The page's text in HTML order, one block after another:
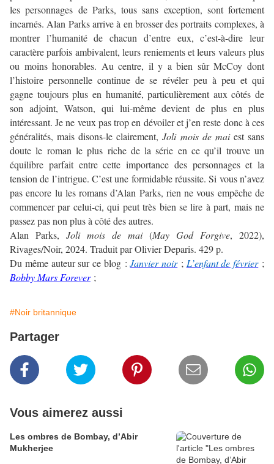
les personnages de Parks, tous sans exception, sont fortement
incarnés. Alan Parks arrive à en brosser des portraits complexes, à
montrer l’humanité de chacun d’entre eux, c’est-à-dire leur
caractère parfois ambivalent, leurs reniements et leurs valeurs plus
ou moins honorables. Au centre, il y a bien sûr McCoy dont
l’histoire personnelle continue de se révéler peu à peu et qui
gagne toujours plus en humanité, particulièrement aux côtés de
son adjoint, Watson, qui lui-même devient de plus en plus
intéressant. Je ne veux pas trop en dévoiler et j’en reste donc à ces
généralités, mais disons-le clairement,Joli mois de maiest sans
doute le roman le plus riche de la série en ce qu’il trouve un
équilibre parfait entre cette importance des personnages et la
tension de l’intrigue. C’est une formidable réussite. Si vous n’avez
pas encore lu les romans d’Alan Parks, rien ne vous empêche de
commencer par celui-ci, qui peut très bien se lire à part, mais ne
passez pas non plus à côté des autres.
Alan Parks, Joli mois de mai(May God Forgive, 2022),
Rivages/Noir, 2024. Traduit par Olivier Deparis. 429 p.
Du même auteur sur ce blog :Janvier noir; L’enfant de février;
Bobby Mars Forever;
#Noir britannique
Partager
Vous aimerez aussi
Les ombres de Bombay, d’Abir
Mukherjee